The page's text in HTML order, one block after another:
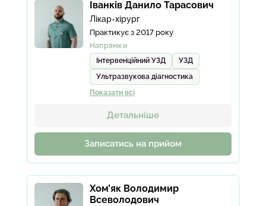
Фірчук Ольга Зиновіївна
Ядлось Оксана Євгенівна
Федорчук Соломія Романівна
Лотос Олена Семенівна
Переглянути всіх лікарів
Іванків Данило Тарасович
Лікар-хірург
Практикує з 2017 року
Напрямки
Інтервенційний УЗД
УЗД
Ультразвукова діагностика
Показати всі
Детальніше
Записатись на прийом
Хом’як Володимир
Всеволодович